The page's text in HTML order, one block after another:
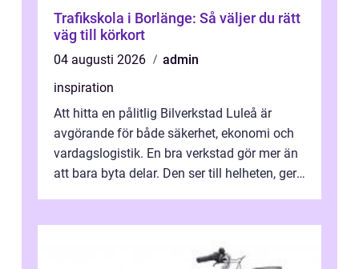
Trafikskola i Borlänge: Så väljer du rätt
väg till körkort
04 augusti 2026
admin
inspiration
Att hitta en pålitlig Bilverkstad Luleå är
avgörande för både säkerhet, ekonomi och
vardagslogistik. En bra verkstad gör mer än
att bara byta delar. Den ser till helheten, ger